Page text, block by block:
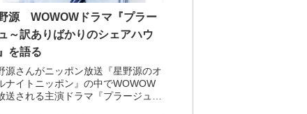
源 WOWOWドラマ『プラー
～訳ありばかりのシェアハウ
を語る
源さんがニッポン放送『星野源のオ
ナイトニッポン』の中でWOWOW
送される主演ドラマ『プラージュ～